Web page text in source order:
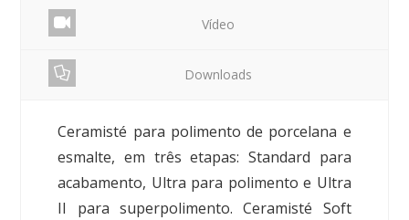
Vídeo
Downloads
Ceramisté para polimento de porcelana e
esmalte, em três etapas: Standard para
acabamento, Ultra para polimento e Ultra
II para superpolimento. Ceramisté Soft